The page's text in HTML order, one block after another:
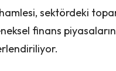
sektördeki
finans